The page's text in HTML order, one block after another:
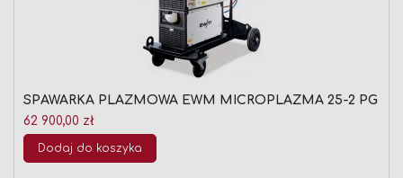
SPAWARKA PLAZMOWA EWM MICROPLAZMA 25-2 PG
62 900,00 zł
Dodaj do koszyka